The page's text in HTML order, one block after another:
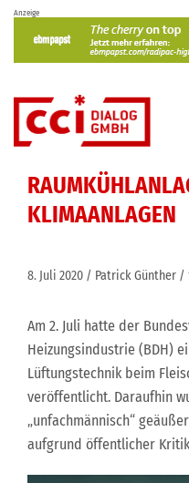
Skip
content
Anzeige
KLIMAANLAGEN
8. Juli 2020 Patrick Günther
Am 2. Juli hatte der
Heizungsindustrie (BDH)
Lüftungstechnik beim
veröffentlicht. Daraufhin
„unfachmännisch“
aufgrund öffentlicher